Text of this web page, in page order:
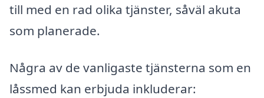
till med en rad olika tjänster, såväl akuta
som planerade.
Några av de vanligaste tjänsterna som en
låssmed kan erbjuda inkluderar: